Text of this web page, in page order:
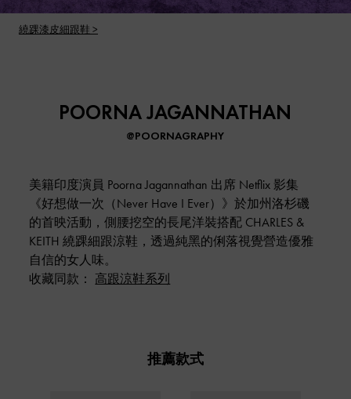
繞踝漆皮細跟鞋 >
POORNA JAGANNATHAN
@POORNAGRAPHY
美籍印度演員 Poorna Jagannathan 出席 Netflix 影集
《好想做一次（Never Have I Ever）》於加州洛杉磯
的首映活動，側腰挖空的長尾洋裝搭配 CHARLES &
KEITH 繞踝細跟涼鞋，透過純黑的俐落視覺營造優雅
自信的女人味。
收藏同款： 高跟涼鞋系列
推薦款式